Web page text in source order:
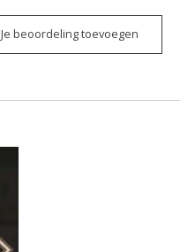
Je beoordeling toevoegen